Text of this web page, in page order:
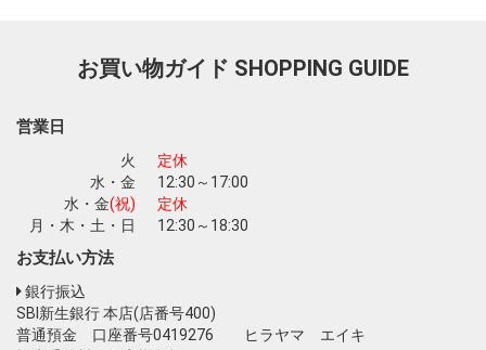
お買い物を続ける カートへ進む
お買い物ガイド SHOPPING GUIDE
営業日
火
定休
水・金
12:30～17:00
水・金(祝)
定休
月・木・土・日
12:30～18:30
お支払い方法
銀行振込
SBI新生銀行 本店(店番号400)
普通預金 口座番号0419276 ヒラヤマ エイキ